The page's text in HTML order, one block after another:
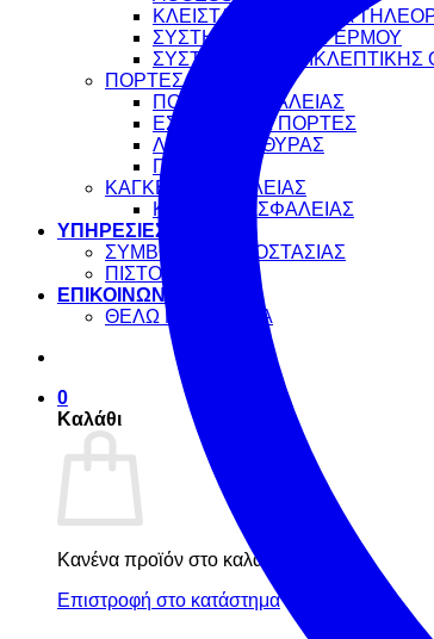
ΚΛΕΙΣΤΑ ΚΥΚΛΩΜΑΤΑ
ΣΥΣΤΗΜΑΤΑ ΣΥΝΑΓΕΡΜΟΥ
ΣΥΣΤΗΜΑΤΑ ΑΝΤΙΚΛΕΠΤΙΚΗΣ
ΠΟΡΤΕΣ
ΠΟΡΤΕΣ ΑΣΦΑΛΕΙΑΣ
ΕΣΩΤΕΡΙΚΕΣ ΠΟΡΤΕΣ
ΛΑΒΕΣ ΕΞΩΘΥΡΑΣ
ΠΟΜΟΛΑ
ΚΑΓΚΕΛΑ ΑΣΦΑΛΕΙΑΣ
ΚΑΓΚΕΛΑ ΑΣΦΑΛΕΙΑΣ
ΥΠΗΡΕΣΙΕΣ
ΣΥΜΒΟΥΛΕΣ ΠΡΟΣΤΑΣΙΑΣ
ΠΙΣΤΟΠΟΙΗΤΙΚΑ
ΕΠΙΚΟΙΝΩΝΙΑ
ΘΕΛΩ ΠΡΟΣΦΟΡΑ
0
Καλάθι
Κανένα προϊόν στο καλάθι σας.
Επιστροφή στο κατάστημα